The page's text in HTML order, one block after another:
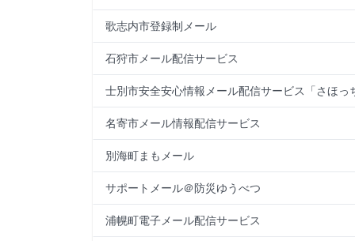
歌志内市登録制メール
石狩市メール配信サービス
士別市安全安心情報メール配信サービス「さほっ
名寄市メール情報配信サービス
別海町まもメール
サポートメール＠防災ゆうべつ
浦幌町電子メール配信サービス